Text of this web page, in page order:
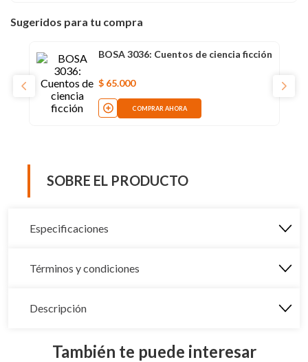
Sugeridos para tu compra
BOSA 3036: Cuentos de ciencia ficción
$ 65.000
COMPRAR AHORA
SOBRE EL PRODUCTO
Especificaciones
Términos y condiciones
Descripción
También te puede interesar